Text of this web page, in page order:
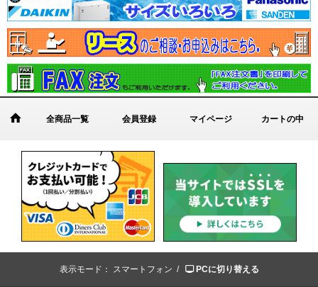
全商品一覧 会員登録 マイページ カートの中
表示モード： スマートフォン / PCに切り替える